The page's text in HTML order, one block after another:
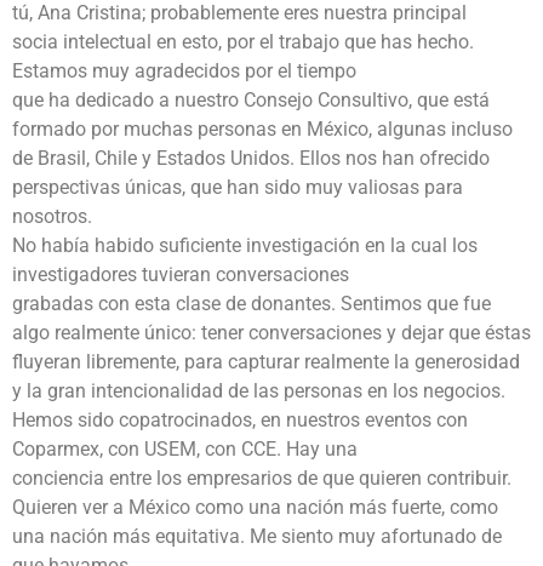
tú, Ana Cristina; probablemente eres nuestra principal
socia intelectual en esto, por el trabajo que has hecho.
Estamos muy agradecidos por el tiempo
que ha dedicado a nuestro Consejo Consultivo, que está
formado por muchas personas en México, algunas incluso
de Brasil, Chile y Estados Unidos. Ellos nos han ofrecido
perspectivas únicas, que han sido muy valiosas para
nosotros.
No había habido suficiente investigación en la cual los
investigadores tuvieran conversaciones
grabadas con esta clase de donantes. Sentimos que fue
algo realmente único: tener conversaciones y dejar que éstas
fluyeran libremente, para capturar realmente la generosidad
y la gran intencionalidad de las personas en los negocios.
Hemos sido copatrocinados, en nuestros eventos con
Coparmex, con USEM, con CCE. Hay una
conciencia entre los empresarios de que quieren contribuir.
Quieren ver a México como una nación más fuerte, como
una nación más equitativa. Me siento muy afortunado de